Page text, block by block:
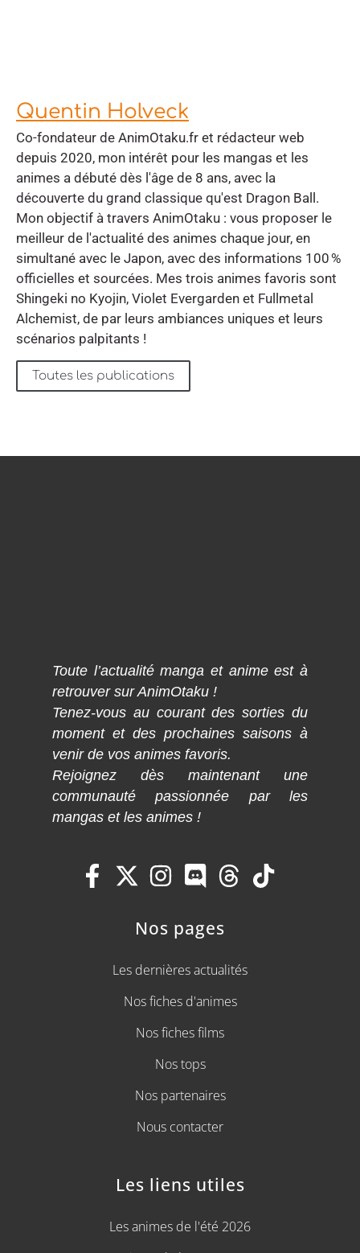
Quentin Holveck
Co-fondateur de AnimOtaku.fr et rédacteur web
depuis 2020, mon intérêt pour les mangas et les
animes a débuté dès l'âge de 8 ans, avec la
découverte du grand classique qu'est Dragon Ball.
Mon objectif à travers AnimOtaku : vous proposer le
meilleur de l'actualité des animes chaque jour, en
simultané avec le Japon, avec des informations 100 %
officielles et sourcées. Mes trois animes favoris sont
Shingeki no Kyojin, Violet Evergarden et Fullmetal
Alchemist, de par leurs ambiances uniques et leurs
scénarios palpitants !
Toutes les publications
Toute l’actualité manga et anime est à
retrouver sur AnimOtaku !
Tenez-vous au courant des sorties du
moment et des prochaines saisons à
venir de vos animes favoris.
Rejoignez dès maintenant une
communauté passionnée par les
mangas et les animes !
Nos pages
Les dernières actualités
Nos fiches d'animes
Nos fiches films
Nos tops
Nos partenaires
Nous contacter
Les liens utiles
Les animes de l'été 2026